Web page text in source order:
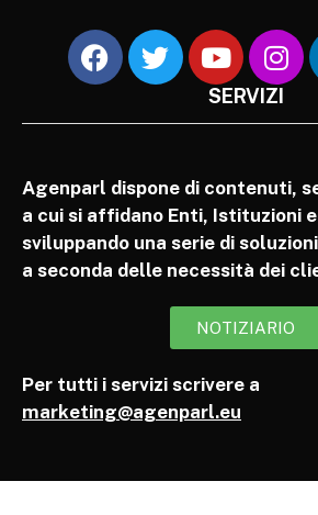
SERVIZI
Agenparl dispone di contenuti,
a cui si affidano Enti, Istituzioni
sviluppando una serie di
a seconda delle necessità dei
NOTIZIARIO
Per tutti i servizi scrivere a
marketing@agenparl.eu